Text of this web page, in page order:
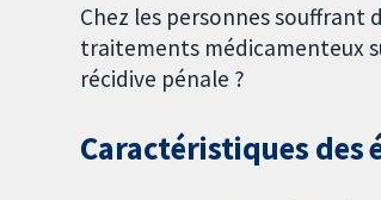
Chez les personnes souffrant
traitements médicamenteux
récidive pénale ?
Caractéristiques des